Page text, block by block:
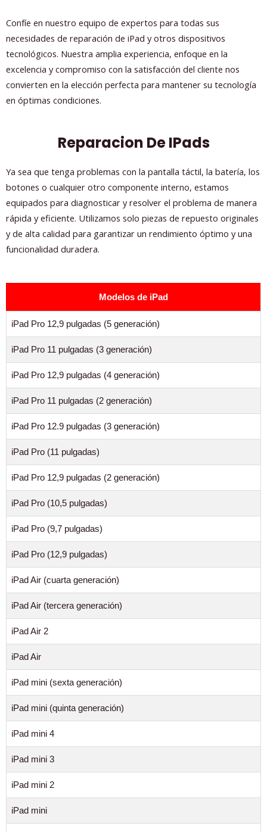
Confíe en nuestro equipo de expertos para todas sus
necesidades de reparación de iPad y otros dispositivos
tecnológicos. Nuestra amplia experiencia, enfoque en la
excelencia y compromiso con la satisfacción del cliente nos
convierten en la elección perfecta para mantener su tecnología
en óptimas condiciones.
Reparacion De IPads
Ya sea que tenga problemas con la pantalla táctil, la batería, los
botones o cualquier otro componente interno, estamos
equipados para diagnosticar y resolver el problema de manera
rápida y eficiente. Utilizamos solo piezas de repuesto originales
y de alta calidad para garantizar un rendimiento óptimo y una
funcionalidad duradera.
Modelos de iPad
iPad Pro 12,9 pulgadas (5 generación)
iPad Pro 11 pulgadas (3 generación)
iPad Pro 12,9 pulgadas (4 generación)
iPad Pro 11 pulgadas (2 generación)
iPad Pro 12.9 pulgadas (3 generación)
iPad Pro (11 pulgadas)
iPad Pro 12,9 pulgadas (2 generación)
iPad Pro (10,5 pulgadas)
iPad Pro (9,7 pulgadas)
iPad Pro (12,9 pulgadas)
iPad Air (cuarta generación)
iPad Air (tercera generación)
iPad Air 2
iPad Air
iPad mini (sexta generación)
iPad mini (quinta generación)
iPad mini 4
iPad mini 3
iPad mini 2
iPad mini